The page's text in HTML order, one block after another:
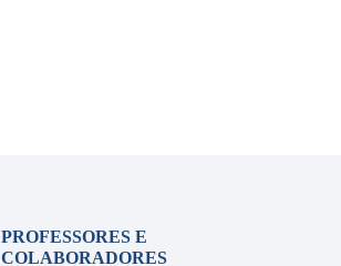
PROFESSORES E
COLABORADORES